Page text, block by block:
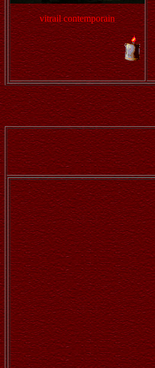
vitrail contemporain